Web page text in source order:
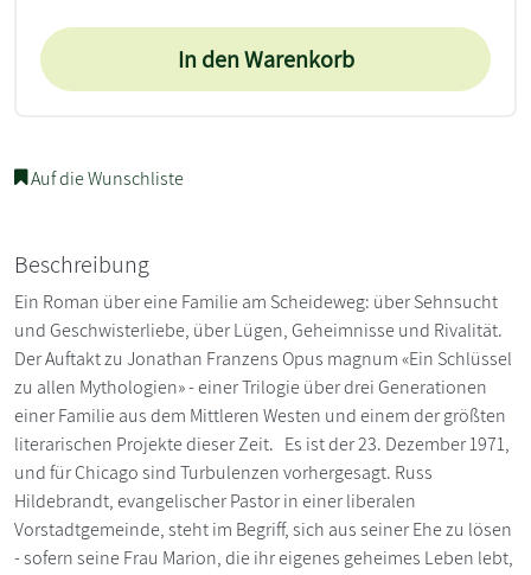
In den Warenkorb
Auf die Wunschliste
Beschreibung
Ein Roman über eine Familie am Scheideweg: über Sehnsucht
und Geschwisterliebe, über Lügen, Geheimnisse und Rivalität.
Der Auftakt zu Jonathan Franzens Opus magnum «Ein Schlüssel
zu allen Mythologien» - einer Trilogie über drei Generationen
einer Familie aus dem Mittleren Westen und einem der größten
literarischen Projekte dieser Zeit. Es ist der 23. Dezember 1971,
und für Chicago sind Turbulenzen vorhergesagt. Russ
Hildebrandt, evangelischer Pastor in einer liberalen
Vorstadtgemeinde, steht im Begriff, sich aus seiner Ehe zu lösen
- sofern seine Frau Marion, die ihr eigenes geheimes Leben lebt,